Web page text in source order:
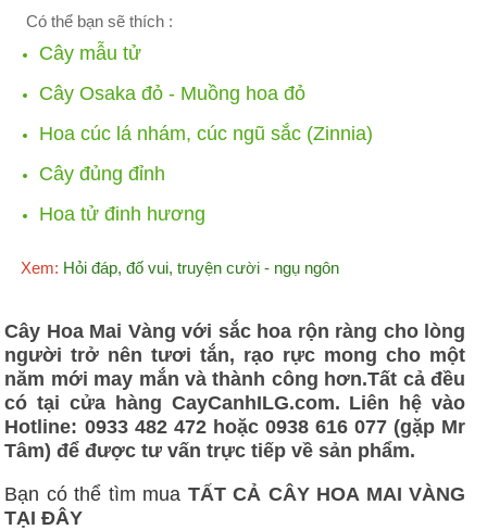
Có thể bạn sẽ thích :
Cây mẫu tử
Cây Osaka đỏ - Muồng hoa đỏ
Hoa cúc lá nhám, cúc ngũ sắc (Zinnia)
Cây đủng đỉnh
Hoa tử đinh hương
Xem: Hỏi đáp, đố vui, truyện cười - ngụ ngôn
​Cây Hoa Mai Vàng với sắc hoa rộn ràng cho lòng
người trở nên tươi tắn, rạo rực mong cho một
năm mới may mắn và thành công hơn.Tất cả đều
có tại cửa hàng CayCanhILG.com. Liên hệ vào
Hotline: 0933 482 472 hoặc 0938 616 077 (gặp Mr
Tâm) để được tư vấn trực tiếp về sản phẩm.
Bạn có thể tìm mua TẤT CẢ CÂY HOA MAI VÀNG
TẠI ĐÂY